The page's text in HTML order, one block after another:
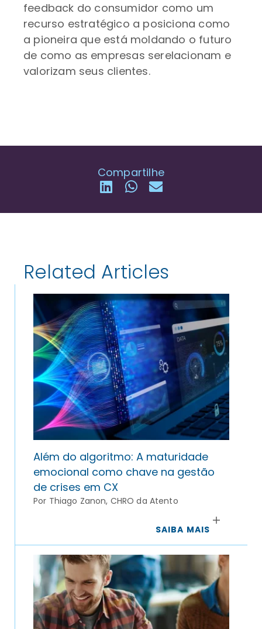
feedback do consumidor como um
recurso estratégico a posiciona como
a pioneira que está moldando o futuro
de como as empresas serelacionam e
valorizam seus clientes.
Compartilhe
Related Articles
Além do algoritmo: A maturidade
emocional como chave na gestão
de crises em CX
Por Thiago Zanon, CHRO da Atento
SAIBA MAIS